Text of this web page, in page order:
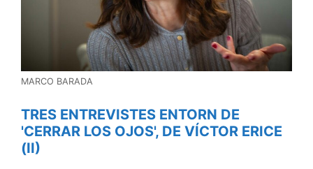
MARCO BARADA
TRES ENTREVISTES ENTORN DE
'CERRAR LOS OJOS', DE VÍCTOR ERICE
(II)